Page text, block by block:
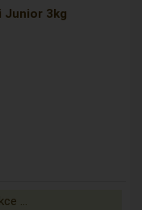
Junior 3kg
...